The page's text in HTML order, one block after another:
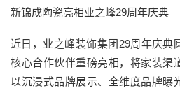
新锦成陶瓷亮相业之峰29周年庆典
近日，业之峰装饰集团29周年庆典
核心合作伙伴重磅亮相，将家装渠
以沉浸式品牌展示、全维度品牌曝